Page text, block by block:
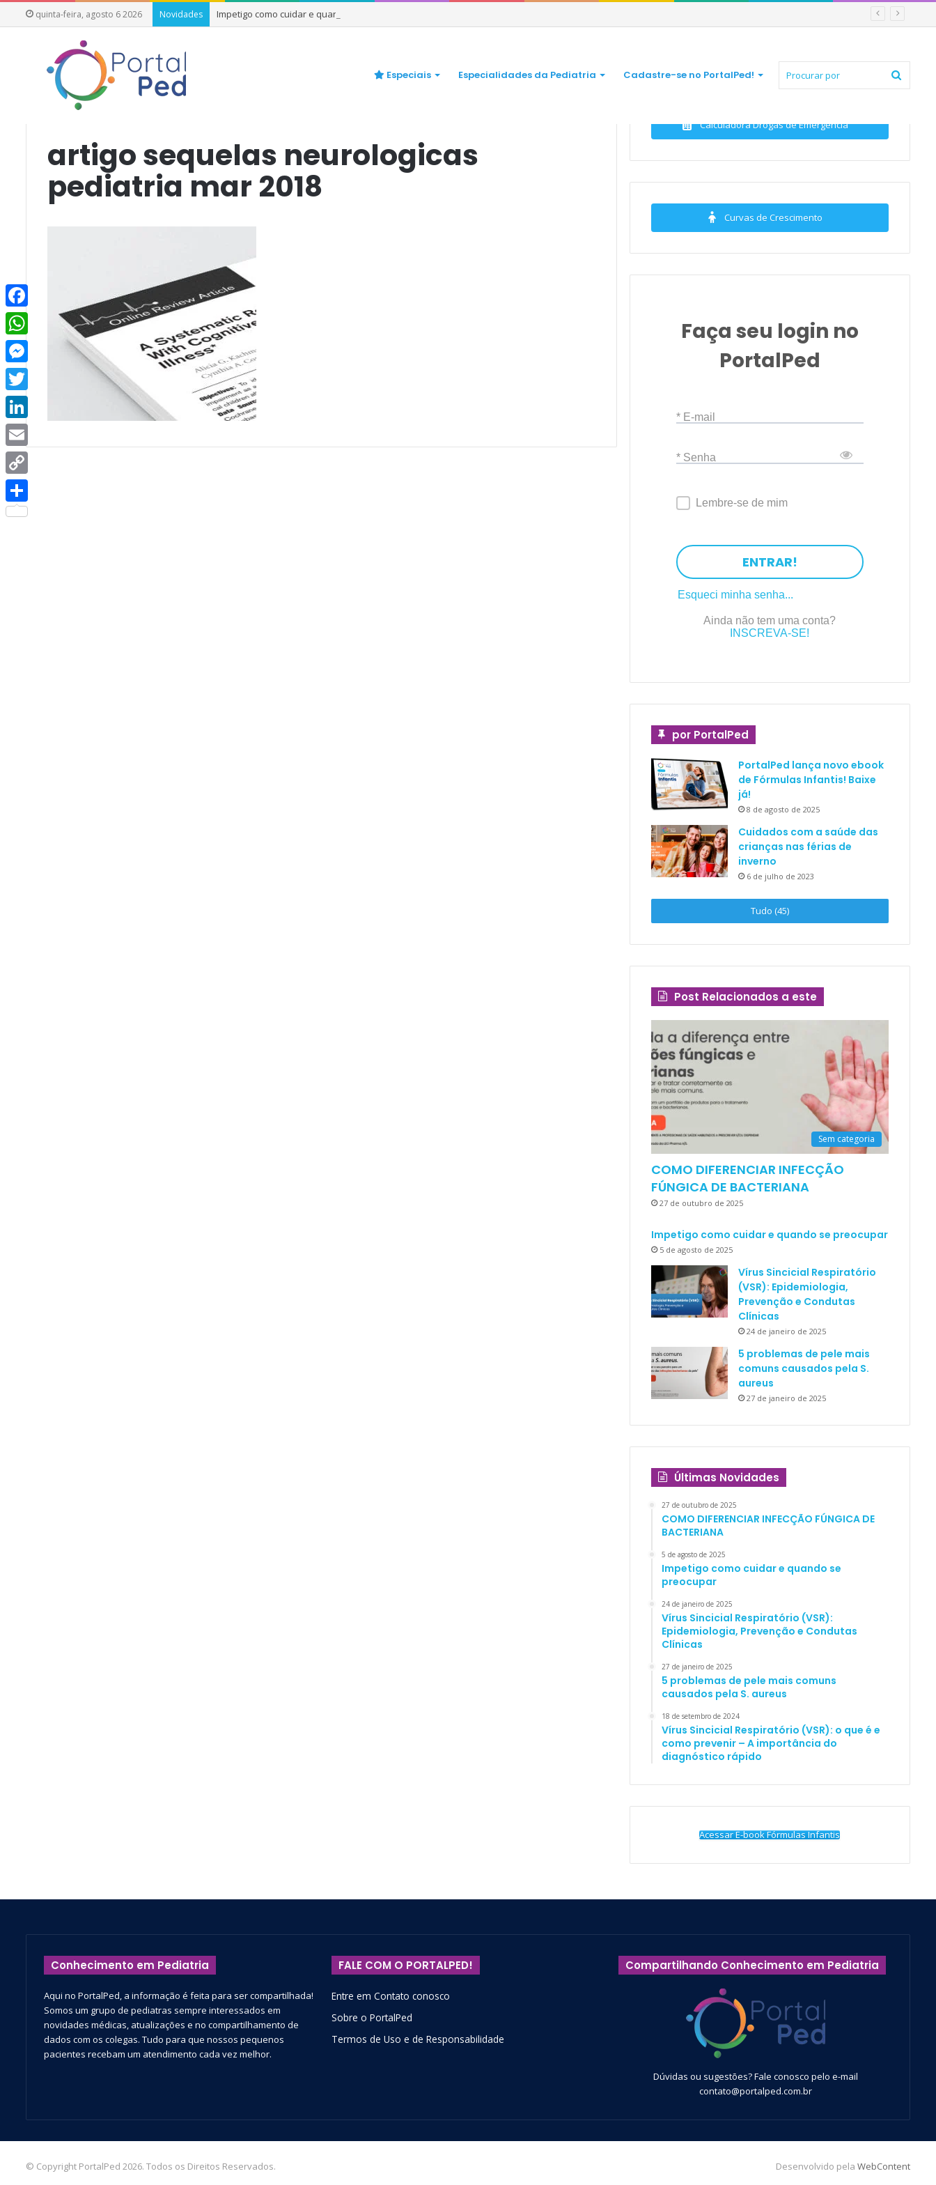
quinta-feira, agosto 6 2026 Novidades Impetigo como cuidar e quando se preocupar
Especiais Especialidades da Pediatria Cadastre-se no PortalPed!
artigo sequelas neurologicas
pediatria mar 2018
Calculadora Drogas de Emergência
Curvas de Crescimento
Faça seu login no
PortalPed
* E-mail
* Senha
Lembre-se de mim
ENTRAR!
Esqueci minha senha...
Ainda não tem uma conta?
INSCREVA-SE!
por PortalPed
PortalPed lança novo ebook
de Fórmulas Infantis! Baixe
já!
8 de agosto de 2025
Cuidados com a saúde das
crianças nas férias de
inverno
6 de julho de 2023
Tudo (45)
Post Relacionados a este
Sem categoria
COMO DIFERENCIAR INFECÇÃO
FÚNGICA DE BACTERIANA
27 de outubro de 2025
Impetigo como cuidar e quando se preocupar
5 de agosto de 2025
Vírus Sincicial Respiratório
(VSR): Epidemiologia,
Prevenção e Condutas
Clínicas
24 de janeiro de 2025
5 problemas de pele mais
comuns causados pela S.
aureus
27 de janeiro de 2025
Últimas Novidades
27 de outubro de 2025
COMO DIFERENCIAR INFECÇÃO FÚNGICA DE
BACTERIANA
5 de agosto de 2025
Impetigo como cuidar e quando se
preocupar
24 de janeiro de 2025
Vírus Sincicial Respiratório (VSR):
Epidemiologia, Prevenção e Condutas
Clínicas
27 de janeiro de 2025
5 problemas de pele mais comuns
causados pela S. aureus
18 de setembro de 2024
Vírus Sincicial Respiratório (VSR): o que é e
como prevenir – A importância do
diagnóstico rápido
Acessar E-book Fórmulas Infantis
Conhecimento em Pediatria
Aqui no PortalPed, a informação é feita para ser compartilhada!
Somos um grupo de pediatras sempre interessados em
novidades médicas, atualizações e no compartilhamento de
dados com os colegas. Tudo para que nossos pequenos
pacientes recebam um atendimento cada vez melhor.
FALE COM O PORTALPED!
Entre em Contato conosco
Sobre o PortalPed
Termos de Uso e de Responsabilidade
Compartilhando Conhecimento em Pediatria
Dúvidas ou sugestões? Fale conosco pelo e-mail
contato@portalped.com.br
© Copyright PortalPed 2026. Todos os Direitos Reservados. Desenvolvido pela WebContent
Facebook
WhatsApp
Messenger
Twitter
LinkedIn
Email
Copy
Link
Share